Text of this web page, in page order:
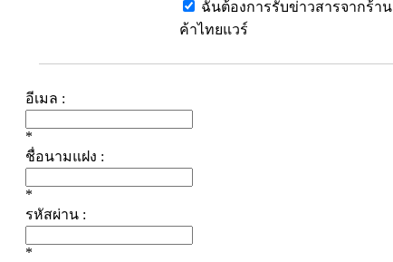
ฉันต้องการรับข่าวสารจากร้าน
ค้าไทยแวร์
อีเมล :
*
ชื่อนามแฝง :
*
รหัสผ่าน :
*